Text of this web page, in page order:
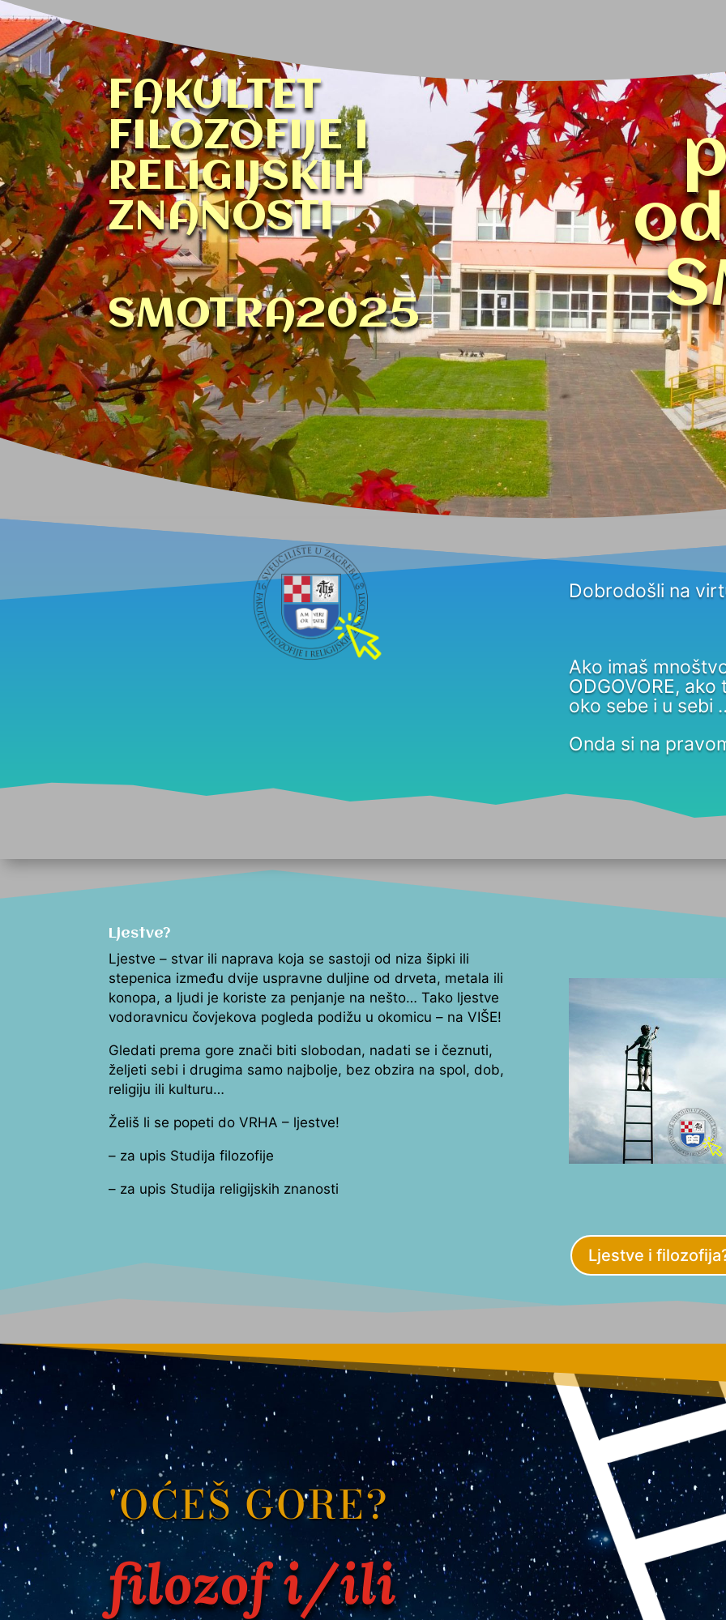
FAKULTET
FILOZOFIJE I
RELIGIJSKIH
ZNANOSTI
SMOTRA2025
Dobrodošli na
Ako imaš
ODGOVORE,
oko sebe i u sebi
Onda si na
Ljestve?
Ljestve – stvar ili naprava koja se sastoji od niza šipki ili
stepenica između dvije uspravne duljine od drveta, metala ili
konopa, a ljudi je koriste za penjanje na nešto… Tako ljestve
vodoravnicu čovjekova pogleda podižu u okomicu – na VIŠE!
Gledati prema gore znači biti slobodan, nadati se i čeznuti,
željeti sebi i drugima samo najbolje, bez obzira na spol, dob,
religiju ili kulturu…
Želiš li se popeti do VRHA – ljestve!
– za upis Studija filozofije
– za upis Studija religijskih znanosti
Ljestve i
'OĆEŠ GORE?
filozof i/ili